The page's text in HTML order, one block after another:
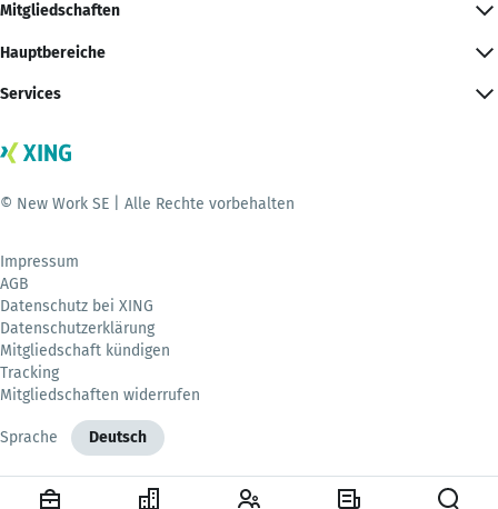
Mitgliedschaften
Hauptbereiche
Services
© New Work SE | Alle Rechte vorbehalten
Impressum
AGB
Datenschutz bei XING
Datenschutzerklärung
Mitgliedschaft kündigen
Tracking
Mitgliedschaften widerrufen
Sprache Deutsch